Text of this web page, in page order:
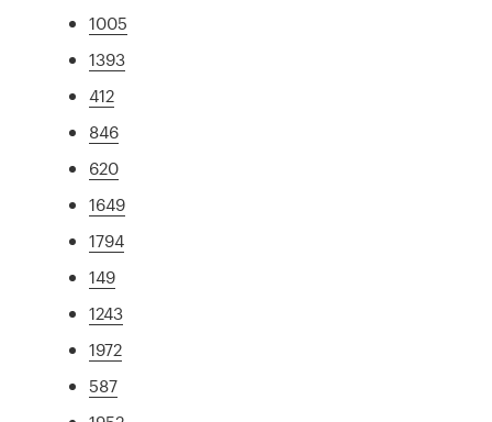
1005
1393
412
846
620
1649
1794
149
1243
1972
587